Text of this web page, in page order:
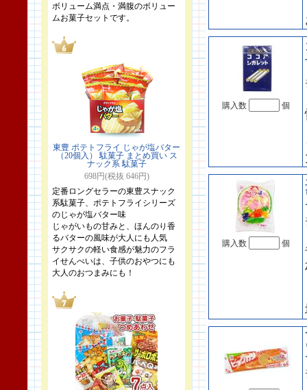
ボリューム満点・満腹のボリュー
ムお菓子セットです。
東豊 ポテトフライ じゃが塩バター
（20個入） 駄菓子 まとめ買い ス
ナック系 駄菓子
698円(税抜 646円)
定番ロングセラーの東豊スナック
系駄菓子、ポテトフライシリーズ
のじゃが塩バター味
じゃがいもの甘みと、ほんのり香
るバターの風味が大人にも人気
サクサクの軽い食感が魅力のフラ
イせんべいは、子供のおやつにも
大人のおつまみにも！
購入数 個
購入数 個